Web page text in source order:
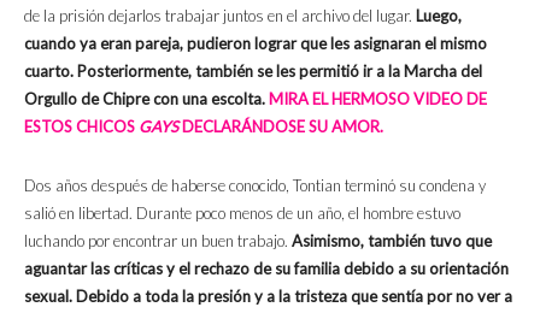
de la prisión dejarlos trabajar juntos en el archivo del lugar. Luego,
cuando ya eran pareja, pudieron lograr que les asignaran el mismo
cuarto. Posteriormente, también se les permitió ir a la Marcha del
Orgullo de Chipre con una escolta. MIRA EL HERMOSO VIDEO DE
ESTOS CHICOS GAYSDECLARÁNDOSE SU AMOR.
Dos años después de haberse conocido, Tontian terminó su condena y
salió en libertad. Durante poco menos de un año, el hombre estuvo
luchando por encontrar un buen trabajo. Asimismo, también tuvo que
aguantar las críticas y el rechazo de su familia debido a su orientación
sexual. Debido a toda la presión y a la tristeza que sentía por no ver a